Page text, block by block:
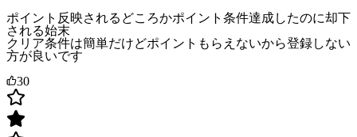
ポイント反映されるどころかポイント条件達成したのに却下
される始末
クリア条件は簡単だけどポイントもらえないから登録しない
方が良いです
30